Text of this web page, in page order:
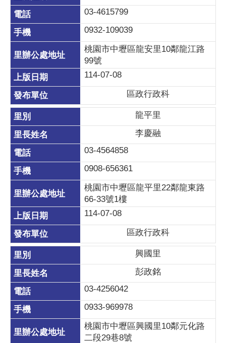
03-4615799
0932-109039
桃園市中壢區龍安里10鄰龍江路
99號
114-07-08
區政行政科
龍平里
李慶融
03-4564858
0908-656361
桃園市中壢區龍平里22鄰龍東路
66-33號1樓
114-07-08
區政行政科
興國里
彭政銘
03-4256042
0933-969978
桃園市中壢區興國里10鄰元化路
二段29巷8號